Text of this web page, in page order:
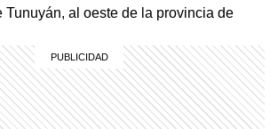
Tunuyán, al oeste de la provincia de